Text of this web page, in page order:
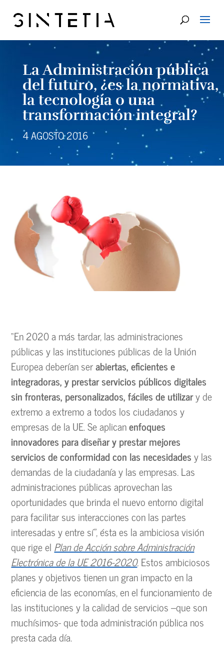
La Administración pública
del futuro, ¿es la normativa,
la tecnología o una
transformación integral?
4 AGOSTO 2016
“En 2020 a más tardar, las administraciones
públicas y las instituciones públicas de la Unión
Europea deberían serabiertas, eficientes e
integradoras, y prestar servicios públicos digitales
sin fronteras, personalizados, fáciles de utilizary de
extremo a extremo a todos los ciudadanos y
empresas de la UE. Se aplicanenfoques
innovadores para diseñar y prestar mejores
servicios de conformidad con las necesidadesy las
demandas de la ciudadanía y las empresas. Las
administraciones públicas aprovechan las
oportunidades que brinda el nuevo entorno digital
para facilitar sus interacciones con las partes
interesadas y entre sí”, ésta es la ambiciosa visión
que rige el Plan de Acción sobre Administración
Electrónica de la UE 2016-2020.Estos ambiciosos
planes y objetivos tienen un gran impacto en la
eficiencia de las economías, en el funcionamiento de
las instituciones y la calidad de servicios –que son
muchísimos- que toda administración pública nos
presta cada día.